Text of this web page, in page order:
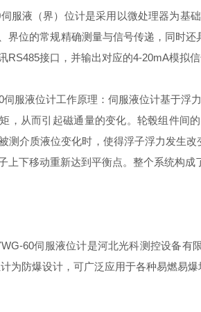
服液（界）位计是采用以微处理器为基
界位的常规精确测量与信号传递，同时
RS485接口，并输出对应的4-20mA模拟信
服液位计工作原理：伺服液位计基于浮
，从而引起磁通量的变化。轮毂组件间
测介质液位变化时，使得浮子浮力发生
上下移动重新达到平衡点。整个系统构
60伺服液位计是河北光科测控设备有
为防爆设计，可广泛应用于各种易燃易